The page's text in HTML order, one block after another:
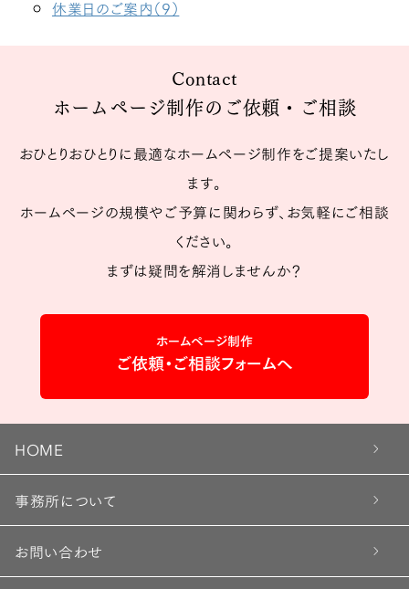
休業日のご案内（9）
Contact
ホームページ制作のご依頼・ご相談
おひとりおひとりに最適なホームページ制作をご提案いたし
ます。
ホームページの規模やご予算に関わらず、お気軽にご相談
ください。
まずは疑問を解消しませんか？
ホームページ制作
ご依頼・ご相談フォームへ
HOME
事務所について
お問い合わせ